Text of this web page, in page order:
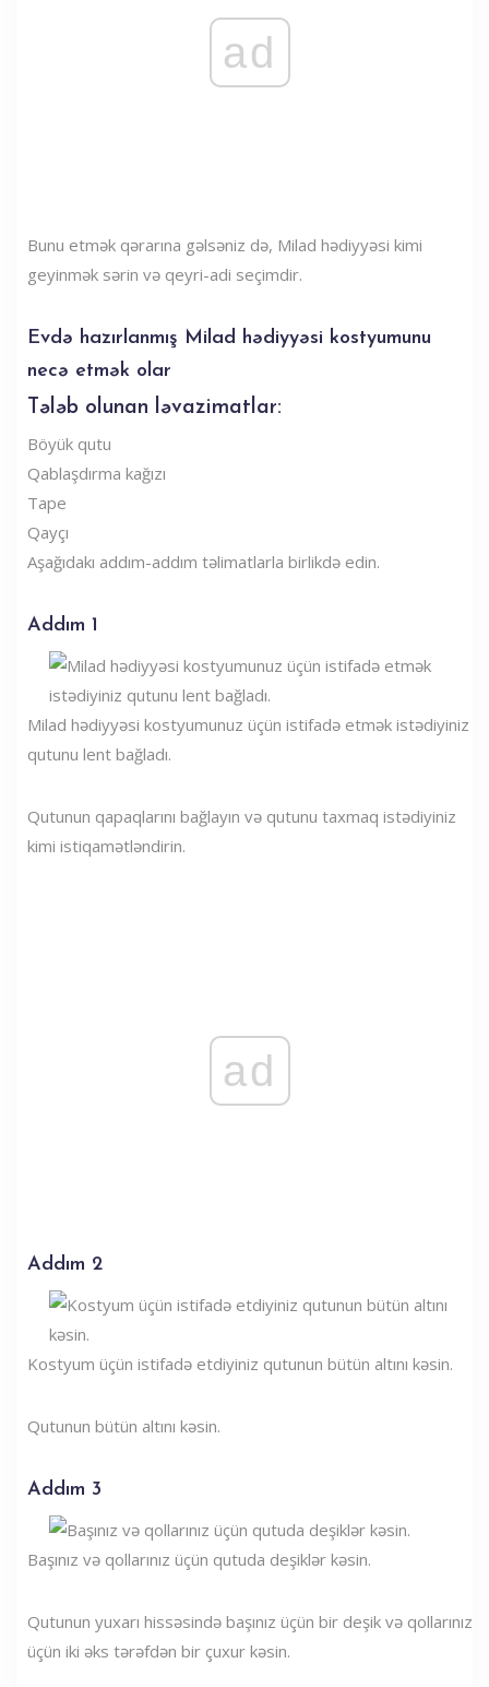
ad
Bunu etmək qərarına gəlsəniz də, Milad hədiyyəsi kimi
geyinmək sərin və qeyri-adi seçimdir.
Evdə hazırlanmış Milad hədiyyəsi kostyumunu
necə etmək olar
Tələb olunan ləvazimatlar:
Böyük qutu
Qablaşdırma kağızı
Tape
Qayçı
Aşağıdakı addım-addım təlimatlarla birlikdə edin.
Addım 1
Milad hədiyyəsi kostyumunuz üçün istifadə etmək istədiyiniz
qutunu lent bağladı.
Qutunun qapaqlarını bağlayın və qutunu taxmaq istədiyiniz
kimi istiqamətləndirin.
ad
Addım 2
Kostyum üçün istifadə etdiyiniz qutunun bütün altını kəsin.
Qutunun bütün altını kəsin.
Addım 3
Başınız və qollarınız üçün qutuda deşiklər kəsin.
Qutunun yuxarı hissəsində başınız üçün bir deşik və qollarınız
üçün iki əks tərəfdən bir çuxur kəsin.